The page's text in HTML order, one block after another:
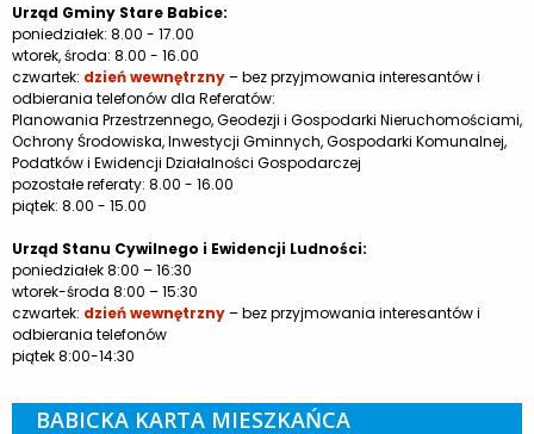
Urząd Gminy Stare Babice:
poniedziałek: 8.00 - 17.00
wtorek, środa: 8.00 - 16.00
czwartek: dzień wewnętrzny– bez przyjmowania interesantów i
odbierania telefonów dla Referatów:
Planowania Przestrzennego, Geodezji i Gospodarki Nieruchomościami,
Ochrony Środowiska, Inwestycji Gminnych, Gospodarki Komunalnej,
Podatków i Ewidencji Działalności Gospodarczej
pozostałe referaty: 8.00 - 16.00
piątek: 8.00 - 15.00
Urząd Stanu Cywilnego i Ewidencji Ludności:
poniedziałek 8:00 – 16:30
wtorek-środa 8:00 – 15:30
czwartek: dzień wewnętrzny– bez przyjmowania interesantów i
odbierania telefonów
piątek 8:00-14:30
BABICKA KARTA MIESZKAŃCA